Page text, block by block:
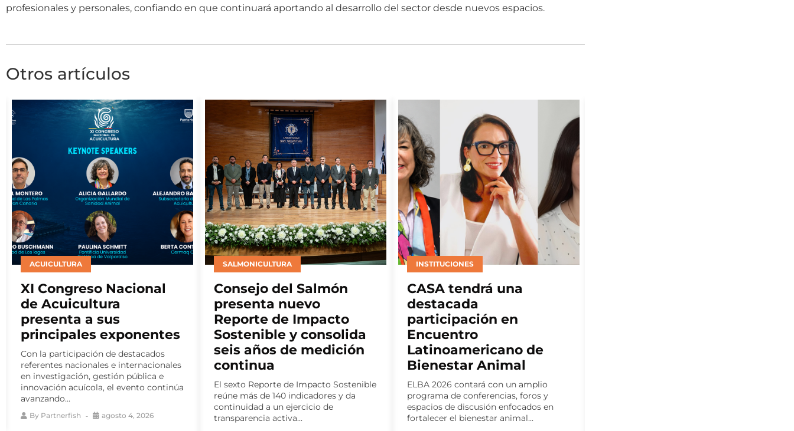
profesionales y personales, confiando en que continuará aportando al desarrollo del sector desde nuevos espacios.
Otros artículos
SALMONICULTURA
Consejo del Salmón
presenta nuevo
Reporte de Impacto
Sostenible y consolida
seis años de medición
continua
El sexto Reporte de Impacto Sostenible
reúne más de 140 indicadores y da
transparencia activa...
INSTITUCIONES
CASA tendrá una
destacada
participación en
Encuentro
Latinoamericano de
Bienestar Animal
ELBA 2026 contará con un amplio
programa de conferencias, foros y
espacios de discusión enfocados en
fortalecer el bienestar animal...
EMPRESAS
Sudvet incorpora a
nuevo gerente de salud
como parte de su
estrategia de
crecimiento
El médico veterinario Marcelo Imilan,
Licenciado en Ciencias Veterinarias por
la Universidad Austral de Chile y
Diplomado en Habilidades Ejecutivas...
ByPartnerfish julio 31, 2026